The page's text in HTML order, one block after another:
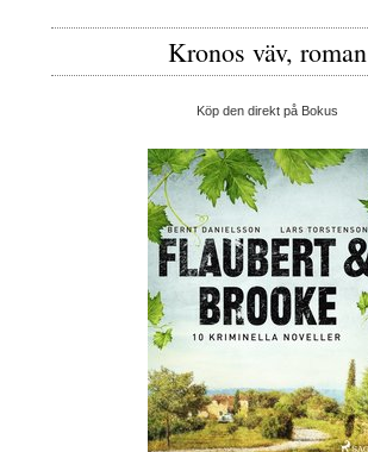
Kronos väv, roman
Köp den direkt på Bokus